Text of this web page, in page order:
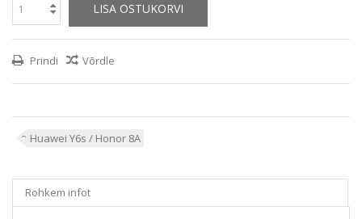
LISA OSTUKORVI
Prindi Võrdle
Huawei Y6s / Honor 8A
Rohkem infot